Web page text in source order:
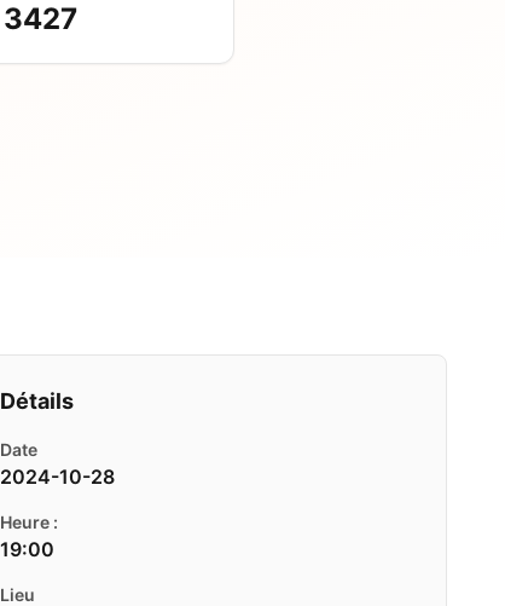
3427
Détails
Date
2024-10-28
Heure :
19:00
Lieu